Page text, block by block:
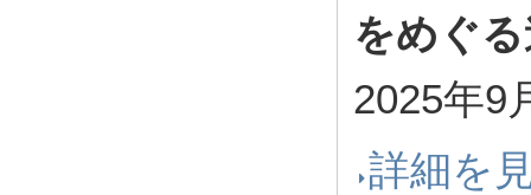
をめぐ
2025年9
詳細を